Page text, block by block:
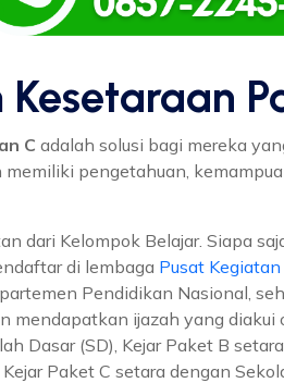
Kesetaraan
C adalah solusi bagi mereka
pengetahuan,
dari Kelompok Belajar. Siapa
di lembaga Pusat
Pendidikan Nasional,
mendapatkan ijazah yang
Dasar (SD), Kejar Paket B
Paket C setara dengan